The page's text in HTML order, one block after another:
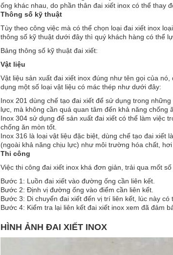
ống khác nhau, do phần thân đai xiết inox có thể thay
Thông số kỹ thuật
Tùy theo công việc mà có thể chọn loại đai xiết inox
thông số kỹ thuật dưới đây thì quý khách hàng có thể
Bảng thông số kỹ thuật đai xiết:
Vật liệu
Vật liệu sản xuất đai xiết inox đúng như tên gọi của
dụng một số loại vật liệu có mác thép như dưới đây:
Inox 201 dùng chế tạo đai xiết để sử dụng trong
lực, mà không cần quá quan tâm đến khả năng chống
Inox 304 sử dụng để sản xuất đai xiết có thể làm việc
chống ăn mòn tốt.
Inox 316 là loại vật liệu đặc biệt, dùng chế tạo đai xiết
(ngoài khả năng chịu lực) như môi trường hóa chất, hơi
Thi công
Việc thi công đai xiết inox khá đơn giản, trải qua mốt
Bước 1: Luồn đai xiết vào đường ống cần liên kết.
Bước 2: Định vị đường ống vào điểm cần liên kết.
Bước 3: Di chuyển đai xiết đến vị trí liên kết, lúc này
Bước 4: Kiểm tra lại liên kết đai xiết inox xem đã đảm
HÌNH ẢNH ĐAI XIẾT INOX